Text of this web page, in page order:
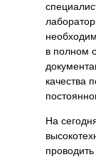
в полном
качества
На